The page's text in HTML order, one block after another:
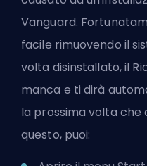
Vanguard.
facile rimuovendo il
volta disinstallato, il
manca e ti dirà
la prossima volta che
questo, puoi: